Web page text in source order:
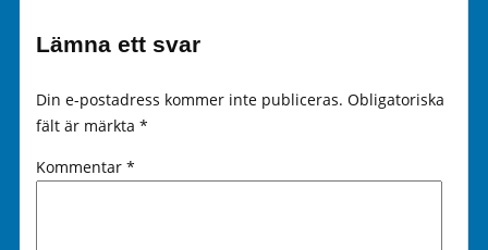
Lämna ett svar
Din e-postadress kommer inte publiceras. Obligatoriska
fält är märkta *
Kommentar *